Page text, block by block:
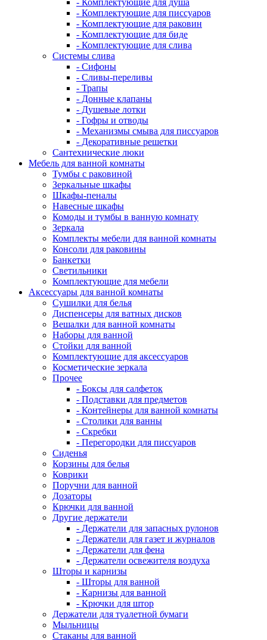
- Комплектующие для душа
- Комплектующие для писсуаров
- Комплектующие для раковин
- Комплектующие для биде
- Комплектующие для слива
Системы слива
- Сифоны
- Сливы-переливы
- Трапы
- Донные клапаны
- Душевые лотки
- Гофры и отводы
- Механизмы смыва для писсуаров
- Декоративные решетки
Сантехнические люки
Мебель для ванной комнаты
Тумбы с раковиной
Зеркальные шкафы
Шкафы-пеналы
Навесные шкафы
Комоды и тумбы в ванную комнату
Зеркала
Комплекты мебели для ванной комнаты
Консоли для раковины
Банкетки
Светильники
Комплектующие для мебели
Аксессуары для ванной комнаты
Сушилки для белья
Диспенсеры для ватных дисков
Вешалки для ванной комнаты
Наборы для ванной
Стойки для ванной
Комплектующие для аксессуаров
Косметические зеркала
Прочее
- Боксы для салфеток
- Подставки для предметов
- Контейнеры для ванной комнаты
- Столики для ванны
- Скребки
- Перегородки для писсуаров
Сиденья
Корзины для белья
Коврики
Поручни для ванной
Дозаторы
Крючки для ванной
Другие держатели
- Держатели для запасных рулонов
- Держатели для газет и журналов
- Держатели для фена
- Держатели освежителя воздуха
Шторы и карнизы
- Шторы для ванной
- Карнизы для ванной
- Крючки для штор
Держатели для туалетной бумаги
Мыльницы
Стаканы для ванной